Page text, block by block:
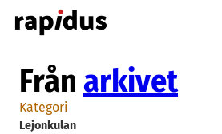
Hoppa
till
Från arkivet
Kategori
Lejonkulan